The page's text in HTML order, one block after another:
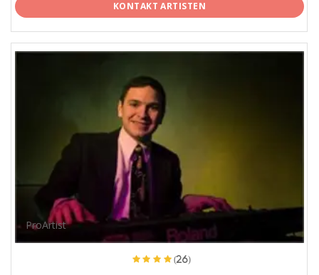
KONTAKT ARTISTEN
ProArtist
(26)